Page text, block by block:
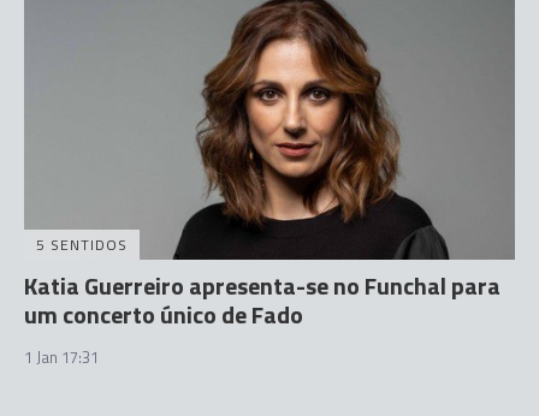
5 SENTIDOS
Katia Guerreiro apresenta-se no Funchal para
um concerto único de Fado
1 Jan 17:31